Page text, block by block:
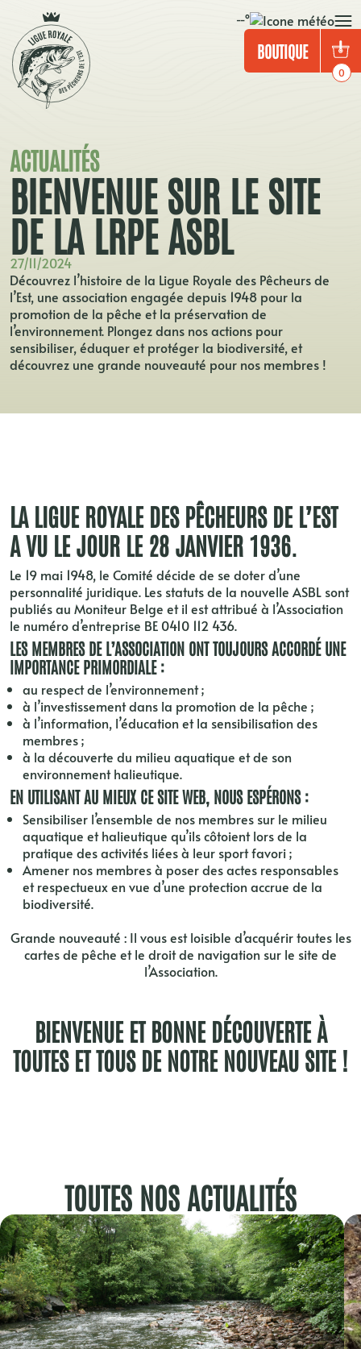
--°
BOUTIQUE
0
ACTUALITÉS
BIENVENUE SUR LE SITE
DE LA LRPE ASBL
27/11/2024
Découvrez l’histoire de la Ligue Royale des Pêcheurs de
l’Est, une association engagée depuis 1948 pour la
promotion de la pêche et la préservation de
l’environnement. Plongez dans nos actions pour
sensibiliser, éduquer et protéger la biodiversité, et
découvrez une grande nouveauté pour nos membres !
LA LIGUE ROYALE DES PÊCHEURS DE L’EST
A VU LE JOUR LE 28 JANVIER 1936.
Le 19 mai 1948, le Comité décide de se doter d’une
personnalité juridique. Les statuts de la nouvelle ASBL sont
publiés au Moniteur Belge et il est attribué à l’Association
le numéro d’entreprise BE 0410 112 436.
LES MEMBRES DE L’ASSOCIATION ONT TOUJOURS ACCORDÉ UNE
IMPORTANCE PRIMORDIALE :
au respect de l’environnement ;
à l’investissement dans la promotion de la pêche ;
à l’information, l’éducation et la sensibilisation des
membres ;
à la découverte du milieu aquatique et de son
environnement halieutique.
EN UTILISANT AU MIEUX CE SITE WEB, NOUS ESPÉRONS :
Sensibiliser l’ensemble de nos membres sur le milieu
aquatique et halieutique qu’ils côtoient lors de la
pratique des activités liées à leur sport favori ;
Amener nos membres à poser des actes responsables
et respectueux en vue d’une protection accrue de la
biodiversité.
Grande nouveauté : Il vous est loisible d’acquérir toutes les
cartes de pêche et le droit de navigation sur le site de
l’Association.
BIENVENUE ET BONNE DÉCOUVERTE À
TOUTES ET TOUS DE NOTRE NOUVEAU SITE !
TOUTES NOS ACTUALITÉS
Panneau de gestion des cookies